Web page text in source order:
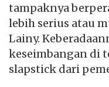
tampaknya
lebih serius atau
Lainy.
keseimbangan di
slapstick dari